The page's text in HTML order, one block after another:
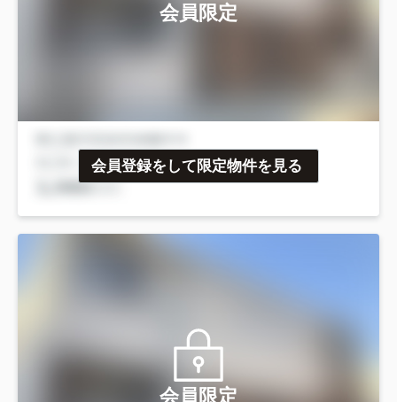
会員限定
会員登録をして限定物件を見る
会員限定